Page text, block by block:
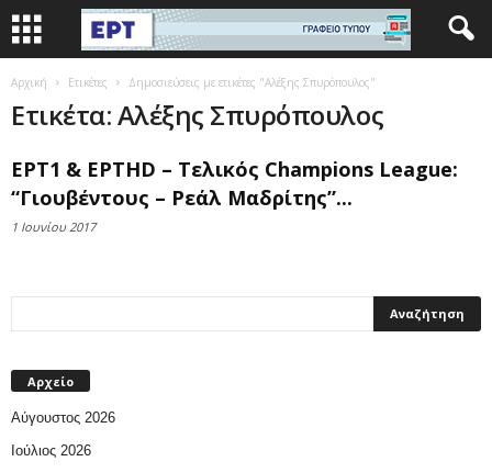
Αρχική Ετικέτες Δημοσιεύσεις με ετικέτες "Αλέξης Σπυρόπουλος"
Ετικέτα: Αλέξης Σπυρόπουλος
ΕΡΤ1 & ΕΡΤHD – Τελικός Champions League:
“Γιουβέντους – Ρεάλ Μαδρίτης”...
1 Ιουνίου 2017
Αρχείο
Αύγουστος 2026
Ιούλιος 2026